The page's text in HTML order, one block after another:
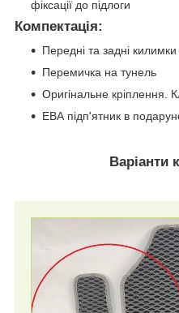
фіксації до підлоги
Компектація:
Передні та задні килимки
Перемичка на тунель
Оригінальне кріплення.
ЕВА підп'ятник в
Варіанти